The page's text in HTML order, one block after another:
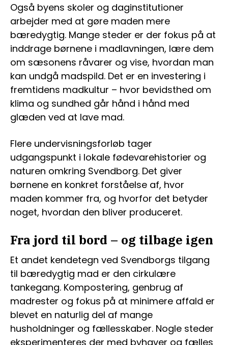
Også byens skoler og daginstitutioner
arbejder med at gøre maden mere
bæredygtig. Mange steder er der fokus på at
inddrage børnene i madlavningen, lære dem
om sæsonens råvarer og vise, hvordan man
kan undgå madspild. Det er en investering i
fremtidens madkultur – hvor bevidsthed om
klima og sundhed går hånd i hånd med
glæden ved at lave mad.
Flere undervisningsforløb tager
udgangspunkt i lokale fødevarehistorier og
naturen omkring Svendborg. Det giver
børnene en konkret forståelse af, hvor
maden kommer fra, og hvorfor det betyder
noget, hvordan den bliver produceret.
Fra jord til bord – og tilbage igen
Et andet kendetegn ved Svendborgs tilgang
til bæredygtig mad er den cirkulære
tankegang. Kompostering, genbrug af
madrester og fokus på at minimere affald er
blevet en naturlig del af mange
husholdninger og fællesskaber. Nogle steder
eksperimenteres der med byhaver og fælles